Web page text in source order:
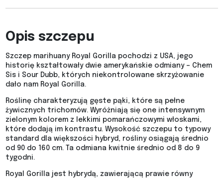
Opis szczepu
Szczep marihuany Royal Gorilla pochodzi z USA, jego
historię kształtowały dwie amerykańskie odmiany – Chem
Sis i Sour Dubb, których niekontrolowane skrzyżowanie
dało nam Royal Gorilla.
Roślinę charakteryzują gęste pąki, które są pełne
żywicznych trichomów. Wyróżniają się one intensywnym
zielonym kolorem z lekkimi pomarańczowymi włoskami,
które dodają im kontrastu. Wysokość szczepu to typowy
standard dla większości hybryd, rośliny osiągają średnio
od 90 do 160 cm. Ta odmiana kwitnie średnio od 8 do 9
tygodni.
Royal Gorilla jest hybrydą, zawierającą prawie równy